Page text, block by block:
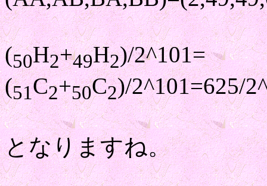
(50H2+49H2)/2^101=
(51C2+50C2)/2^101=625/
となりますね。